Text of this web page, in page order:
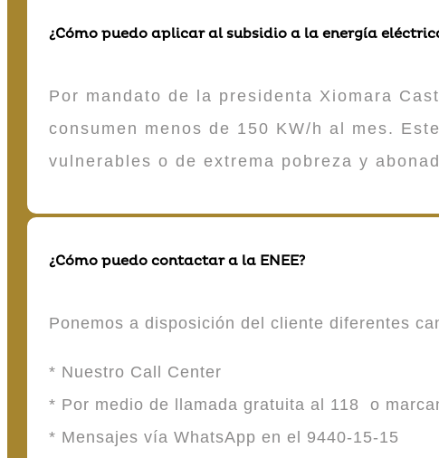
¿Cómo puedo aplicar al subsidio a la energía
Por mandato de la presidenta Xiomara
consumen menos de 150 KW/h al mes.
vulnerables o de extrema pobreza y
¿Cómo puedo contactar a la ENEE?
Ponemos a disposición del cliente diferentes
* Nuestro Call Center
* Por medio de llamada gratuita al 118 o
* Mensajes vía WhatsApp en el 9440-15-15